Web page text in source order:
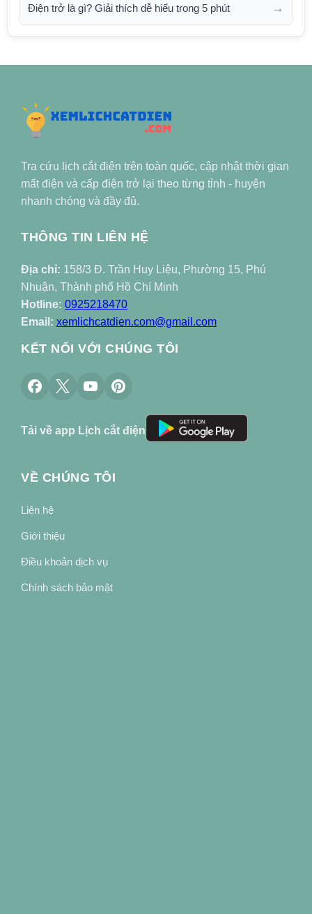
Điện trở là gì? Giải thích dễ hiểu trong 5 phút →
Tra cứu lịch cắt điện trên toàn quốc, cập nhật thời gian
mất điện và cấp điện trở lại theo từng tỉnh - huyện
nhanh chóng và đầy đủ.
THÔNG TIN LIÊN HỆ
Địa chỉ: 158/3 Đ. Trần Huy Liệu, Phường 15, Phú
Nhuận, Thành phố Hồ Chí Minh
Hotline: 0925218470
Email: xemlichcatdien.com@gmail.com
KẾT NỐI VỚI CHÚNG TÔI
Tải về app Lịch cắt điện
VỀ CHÚNG TÔI
Liên hệ
Giới thiệu
Điều khoản dịch vụ
Chính sách bảo mật